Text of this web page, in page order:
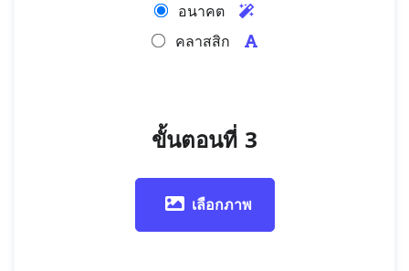
อนาคต
คลาสสิก
ขั้นตอนที่ 3
เลือกภาพ